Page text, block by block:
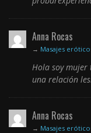
Anna Rocas
→ Masajes
Hola soy mujer
una relación
Anna Rocas
→ Masajes